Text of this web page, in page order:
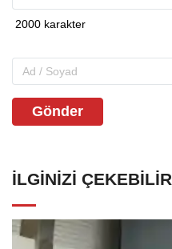
Gönder
İLGINIZI ÇEKEBILIR